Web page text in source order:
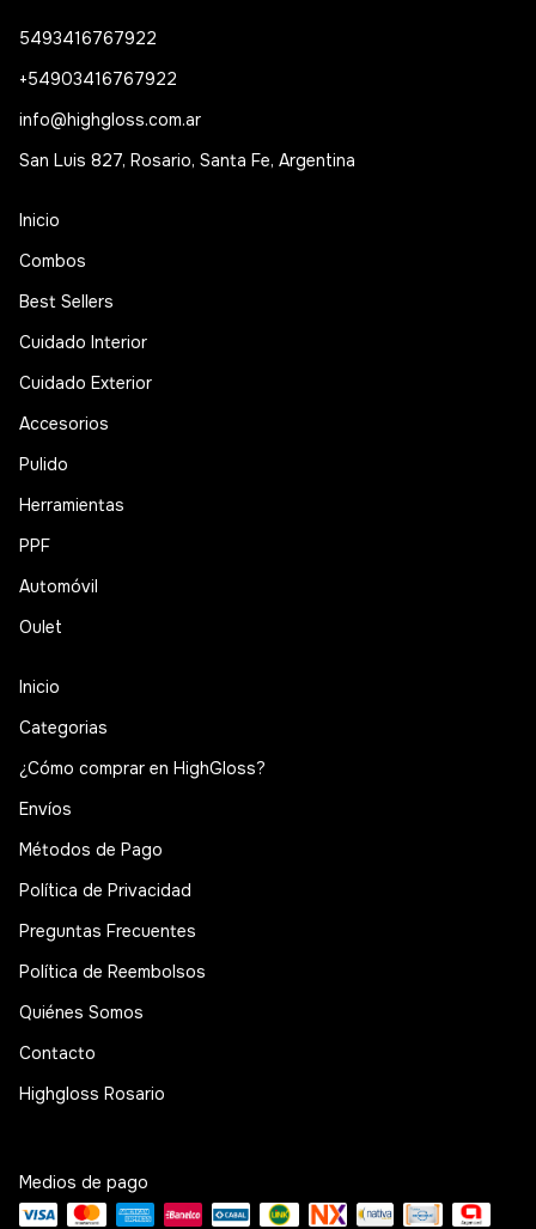
5493416767922
+54903416767922
info@highgloss.com.ar
San Luis 827, Rosario, Santa Fe, Argentina
Inicio
Combos
Best Sellers
Cuidado Interior
Cuidado Exterior
Accesorios
Pulido
Herramientas
PPF
Automóvil
Oulet
Inicio
Categorias
¿Cómo comprar en HighGloss?
Envíos
Métodos de Pago
Política de Privacidad
Preguntas Frecuentes
Política de Reembolsos
Quiénes Somos
Contacto
Highgloss Rosario
Medios de pago